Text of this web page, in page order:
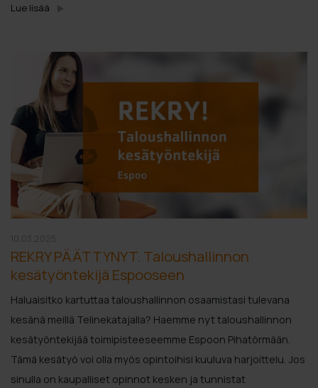
Lue lisää
REKRY PÄÄTTYNYT. Taloushallinnon
kesätyöntekijä Espooseen
Haluaisitko kartuttaa taloushallinnon osaamistasi tulevana
kesänä meillä Telinekatajalla? Haemme nyt taloushallinnon
kesätyöntekijää toimipisteeseemme Espoon Pihatörmään.
Tämä kesätyö voi olla myös opintoihisi kuuluva harjoittelu. Jos
sinulla on kaupalliset opinnot kesken ja tunnistat